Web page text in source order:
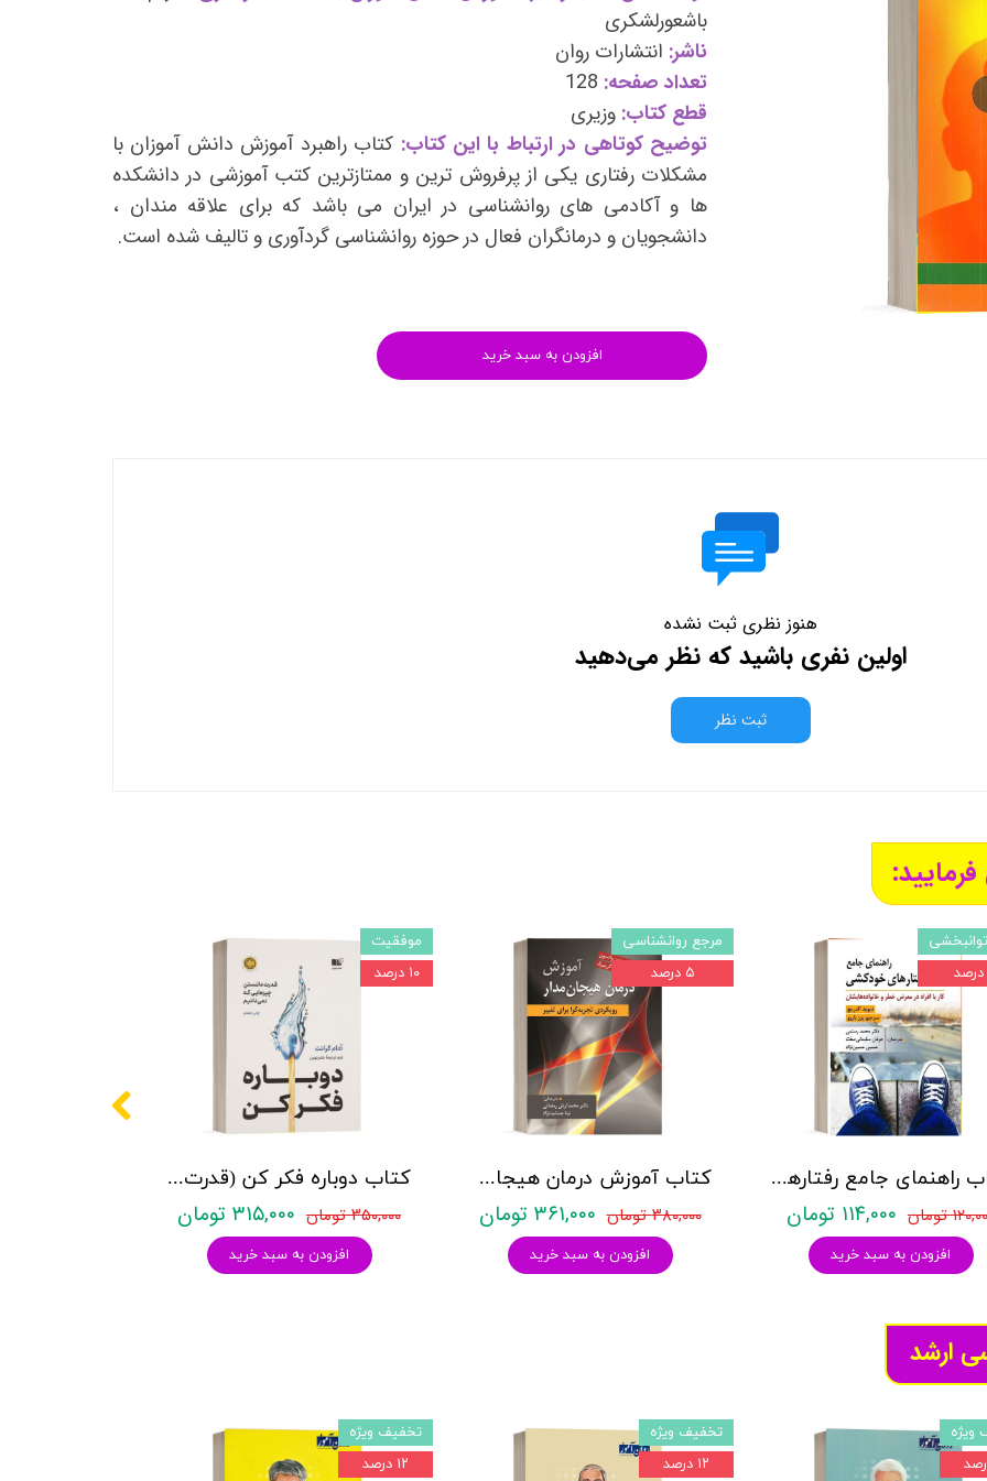
روانشناسی (تست شخصیت)
کتب فرزندپروری و تربیت کودک
کتب روانشناسی خانواده
کتب فن بیان و سخنوری
انتشارات قطره
انتشارات ققنوس
انتشارات مدرسان شریف
انتشارات ویرایش
باشعورلشکری
ناشر: انتشارات روان
تعداد صفحه: 128
قطع کتاب: وزیری
توضیح کوتاهی در ارتباط با این کتاب: کتاب راهبرد آموزش دانش آموزان با
مشكلات رفتاری یکی از پرفروش ترین و ممتازترین کتب آموزشی در دانشکده
ها و آکادمی های روانشناسی در ایران می باشد که برای علاقه مندان ،
دانشجویان و درمانگران فعال در حوزه روانشناسی گردآوری و تالیف شده است.
افزودن به سبد خرید
هنوز نظری ثبت نشده
اولین نفری باشید که نظر می‌دهید
ثبت نظر
كتاب دوباره فكر كن (قدرت دانستن چيزهايي كه نمي‌دانيم) - نشر نوین
۳۵۰,۰۰۰ تومان ۳۱۵,۰۰۰ تومان
افزودن به سبد خرید
موفقیت
۱۰ درصد
کتاب آموزش درمان هیجان مدار - نشر ارسباران
۳۸۰,۰۰۰ تومان ۳۶۱,۰۰۰ تومان
افزودن به سبد خرید
مرجع روانشناسی
۵ درصد
کتاب راهنمای جامع رفتارهای خودکشی (کار با افراد در معرض خطر و خانواده هایشان) - نشر روان
تومان ۱۱۴,۰۰۰ تومان
افزودن به سبد خرید
تخفیف ویژه
۱۲ درصد
تخفیف ویژه
۱۲ درصد
ویژه
ارشد